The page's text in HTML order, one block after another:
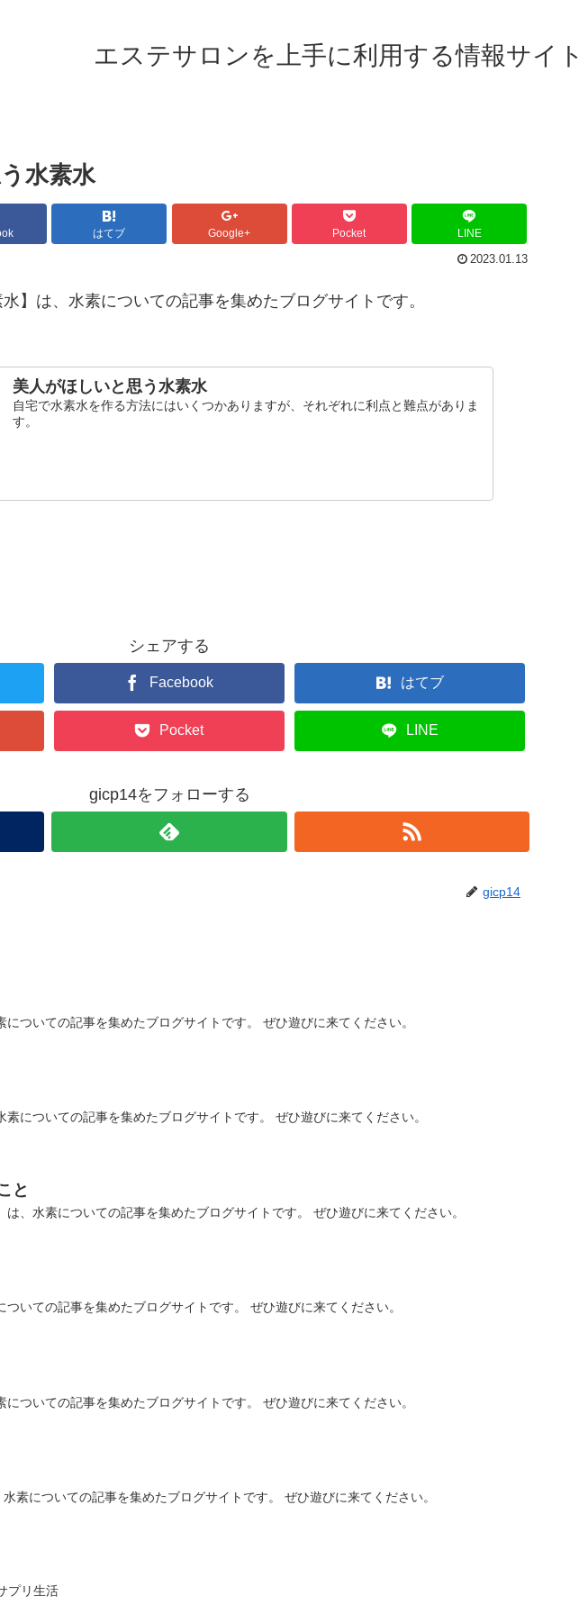
エステサロンを上手に利用する情報サイト
水素水
はてブ Google+ Pocket LINE
2023.01.13
】は、水素についての記事を集めたブログサイトです。
美人がほしいと思う水素水
自宅で水素水を作る方法にはいくつかありますが、それぞれに利点と難点がありま
す。
シェアする
Facebook はてブ
Pocket LINE
gicp14をフォローする
gicp14
についての記事を集めたブログサイトです。 ぜひ遊びに来てください。
素についての記事を集めたブログサイトです。 ぜひ遊びに来てください。
と
は、水素についての記事を集めたブログサイトです。 ぜひ遊びに来てください。
ついての記事を集めたブログサイトです。 ぜひ遊びに来てください。
についての記事を集めたブログサイトです。 ぜひ遊びに来てください。
素についての記事を集めたブログサイトです。 ぜひ遊びに来てください。
プリ生活